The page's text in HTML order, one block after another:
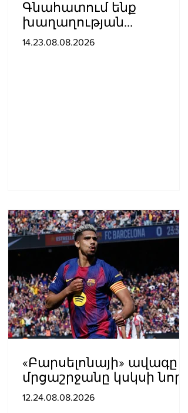
Գնահատում ենք
խաղաղության
ուղղությամբ
14.23.08.08.2026
«Բարսելոնայի» ավագը
մրցաշրջանը կսկսի նոր
ակումբում. Ֆաբրիցիո
12.24.08.08.2026